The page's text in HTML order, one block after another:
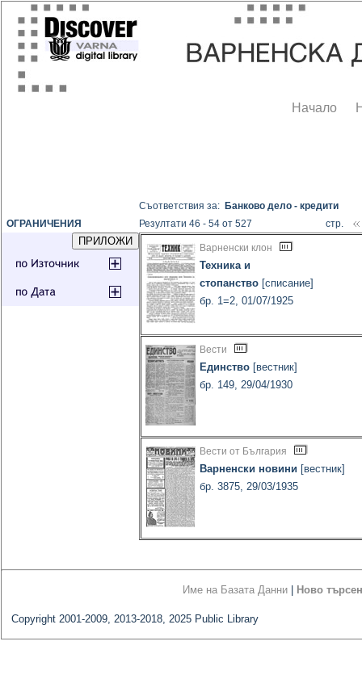
Начало
ОГРАНИЧЕНИЯ
Съответствия за: Банково дело - кредити
Резултати 46 - 54 от 527
стр.
Варненски клон
Техника и
стопанство [списание]
бр. 1=2, 01/07/1925
Вести
Единство [вестник]
бр. 149, 29/04/1930
Вести от България
Варненски новини [вестник]
бр. 3875, 29/03/1935
Име на Базата Данни Ново
Copyright 2001-2009, 2013-2018, 2025 Public Library